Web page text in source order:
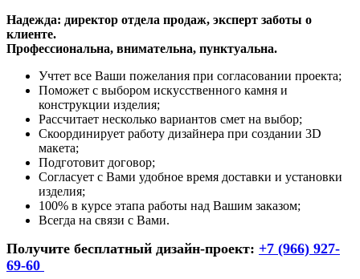
Надежда: директор отдела продаж, эксперт заботы о
клиенте.
Профессиональна, внимательна, пунктуальна.
Учтет все Ваши пожелания при согласовании проекта;
Поможет с выбором искусственного камня и
конструкции изделия;
Рассчитает несколько вариантов смет на выбор;
Скоординирует работу дизайнера при создании 3D
макета;
Подготовит договор;
Согласует с Вами удобное время доставки и установки
изделия;
100% в курсе этапа работы над Вашим заказом;
Всегда на связи с Вами.
Получите бесплатный дизайн-проект: +7 (966) 927-
69-60